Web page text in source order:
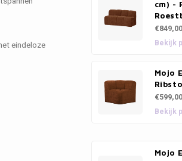
eindeloze
cm) -
€849,00
Bekijk
Mojo
€599,00
Bekijk
Mojo